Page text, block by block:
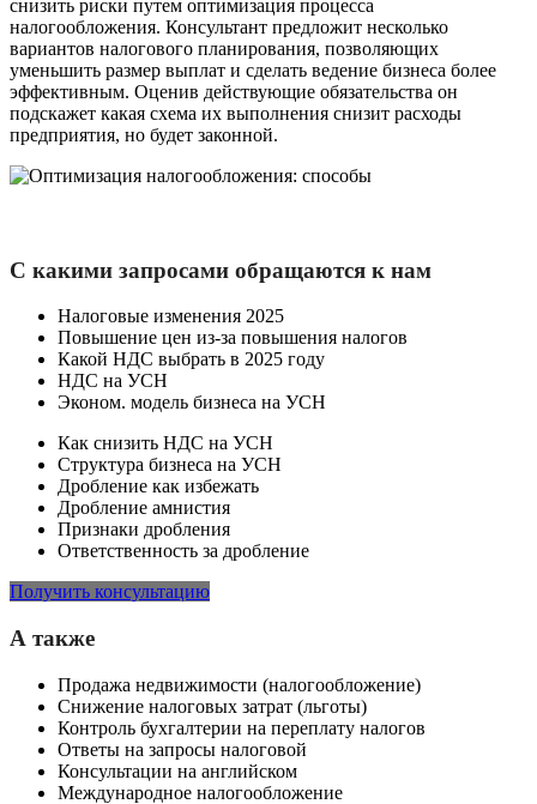
снизить риски путем оптимизация процесса
налогообложения. Консультант предложит несколько
вариантов налогового планирования, позволяющих
уменьшить размер выплат и сделать ведение бизнеса более
эффективным. Оценив действующие обязательства он
подскажет какая схема их выполнения снизит расходы
предприятия, но будет законной.
С какими запросами обращаются к нам
Налоговые изменения 2025
Повышение цен из-за повышения налогов
Какой НДС выбрать в 2025 году
НДС на УСН
Эконом. модель бизнеса на УСН
Как снизить НДС на УСН
Структура бизнеса на УСН
Дробление как избежать
Дробление амнистия
Признаки дробления
Ответственность за дробление
Получить консультацию
А также
Продажа недвижимости (налогообложение)
Снижение налоговых затрат (льготы)
Контроль бухгалтерии на переплату налогов
Ответы на запросы налоговой
Консультации на английском
Международное налогообложение